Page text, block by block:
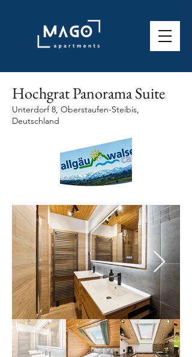
Hochgrat Panorama Suite
Unterdorf 8, Oberstaufen-Steibis,
Deutschland